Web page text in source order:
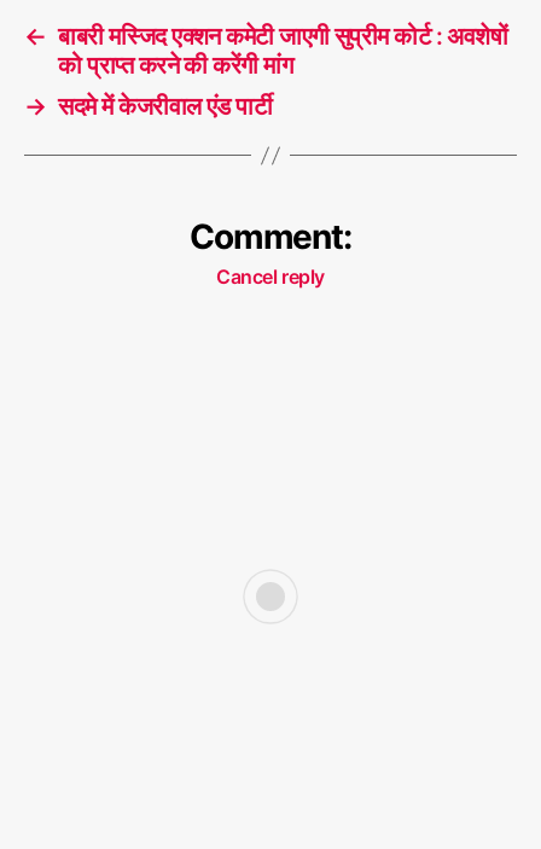
← बाबरी मस्जिद एक्शन कमेटी जाएगी सुप्रीम कोर्ट : अवशेषों
को प्राप्त करने की करेंगी मांग
→ सदमे में केजरीवाल एंड पार्टी
Comment:
Cancel reply